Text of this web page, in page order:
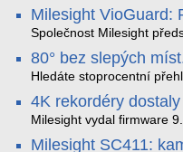
otřesy i náklon.
podrobný datový příběh
v oblasti kontroly přístupu
čtečky HID Signo.
Milesight VioGuard:
detekci dopravních
Společnost Milesight
dopravních přestupků.
sofistikovanými algoritmy
tak, aby poskytoval
dopravních předpisů,
optimalizoval plynulost
80° bez slepých
streamuje na
Hledáte stoprocentní
panoramatická kamera
4MP senzorů SONY do
zkreslení. K tomu přidává
YouTube – bez běžícího
4K rekordéry
které musíte vědět.
Milesight vydal firmware
které vám zjednoduší
Milesight SC411: